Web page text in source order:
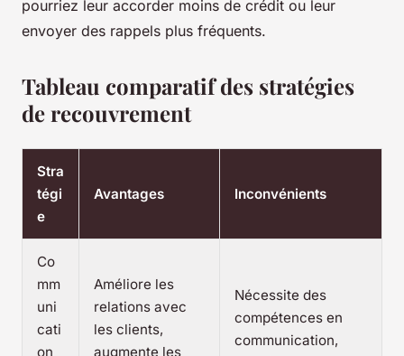
pourriez leur accorder moins de crédit ou leur
envoyer des rappels plus fréquents.
Tableau comparatif des stratégies
de recouvrement
Stra
tégi
e
Avantages Inconvénients
Co
mm
uni
cati
on
Améliore les
relations avec
les clients,
augmente les
Nécessite des
compétences en
communication,